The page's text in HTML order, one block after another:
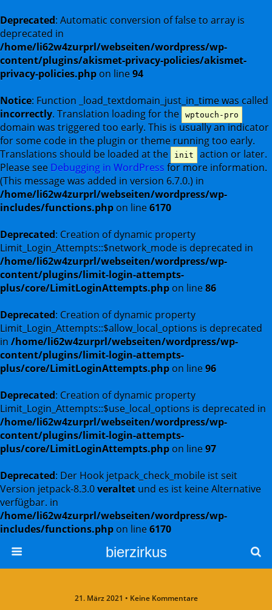
Deprecated: Automatic conversion of false to array is
deprecated in
/home/li62w4zurprl/webseiten/wordpress/wp-
content/plugins/akismet-privacy-policies/akismet-
privacy-policies.php on line94
Notice: Function _load_textdomain_just_in_time was called
incorrectly. Translation loading for the wptouch-pro
domain was triggered too early. This is usually an indicator
for some code in the plugin or theme running too early.
Translations should be loaded at the
init
action or later.
Please see Debugging in WordPress for more information.
(This message was added in version 6.7.0.) in
/home/li62w4zurprl/webseiten/wordpress/wp-
includes/functions.php on line6170
Deprecated: Creation of dynamic property
Limit_Login_Attempts::$network_mode is deprecated in
/home/li62w4zurprl/webseiten/wordpress/wp-
content/plugins/limit-login-attempts-
plus/core/LimitLoginAttempts.php on line86
Deprecated: Creation of dynamic property
Limit_Login_Attempts::$allow_local_options is deprecated
in /home/li62w4zurprl/webseiten/wordpress/wp-
content/plugins/limit-login-attempts-
plus/core/LimitLoginAttempts.php on line96
Deprecated: Creation of dynamic property
Limit_Login_Attempts::$use_local_options is deprecated in
/home/li62w4zurprl/webseiten/wordpress/wp-
content/plugins/limit-login-attempts-
plus/core/LimitLoginAttempts.php on line97
Deprecated: Der Hook jetpack_check_mobile ist seit
Version jetpack-8.3.0veraltet und es ist keine Alternative
verfügbar. in
/home/li62w4zurprl/webseiten/wordpress/wp-
includes/functions.php on line6170
bierzirkus
21. März 2021 • Keine Kommentare